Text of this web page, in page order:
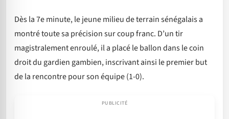
Dès la 7e minute, le jeune milieu de terrain sénégalais a
montré toute sa précision sur coup franc. D’un tir
magistralement enroulé, il a placé le ballon dans le coin
droit du gardien gambien, inscrivant ainsi le premier but
de la rencontre pour son équipe (1-0).